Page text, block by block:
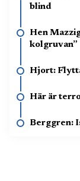
blind
Hen
kolgruvan”
Hjort:
Här är
Berggren: